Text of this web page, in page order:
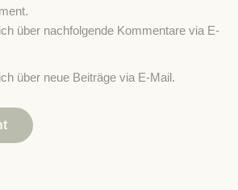
über nachfolgende Kommentare via E-
über neue Beiträge via E-Mail.